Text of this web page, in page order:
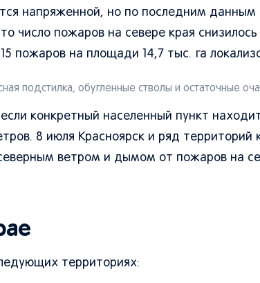
напряженной, но по последним
число пожаров на севере края снизилось
пожаров на площади 14,7 тыс. га
подстилка, обугленные стволы и остаточные
конкретный населенный пункт
8 июля Красноярск и ряд территорий
ветром и дымом от пожаров на
территориях: